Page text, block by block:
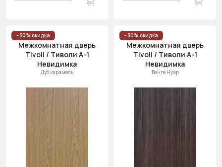
- 30% скидка
Межкомнатная дверь
Tivoli / Тиволи А-1
Невидимка
Дуб карамель
- 30% скидка
Межкомнатная дверь
Tivoli / Тиволи А-1
Невидимка
Венге Нуар